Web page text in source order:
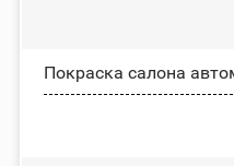
Покраска салона